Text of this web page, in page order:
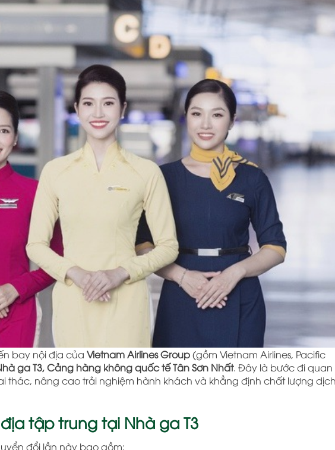
bay nội địa của Vietnam Airlines Group(gồm Vietnam Airlines, Pacific
ga T3, Cảng hàng không quốc tế Tân Sơn Nhất. Đây là bước đi quan
thác, nâng cao trải nghiệm hành khách và khẳng định chất lượng
tập trung tại Nhà ga T3
đổi lần này bao gồm: